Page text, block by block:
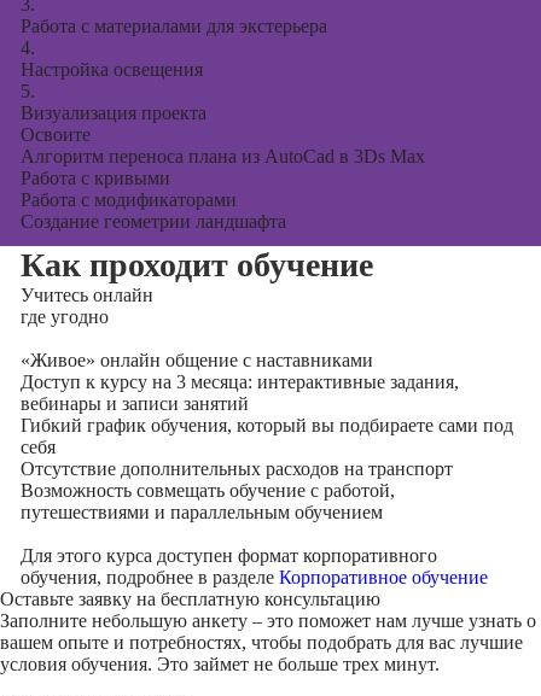
3.
Работа с материалами для экстерьера
4.
Настройка освещения
5.
Визуализация проекта
Освоите
Алгоритм переноса плана из AutoCad в 3Ds Max
Работа с кривыми
Работа с модификаторами
Создание геометрии ландшафта
Как проходит обучение
Учитесь онлайн
где угодно
«Живое» онлайн общение с наставниками
Доступ к курсу на 3 месяца: интерактивные задания,
вебинары и записи занятий
Гибкий график обучения, который вы подбираете сами под
себя
Отсутствие дополнительных расходов на транспорт
Возможность совмещать обучение с работой,
путешествиями и параллельным обучением
Для этого курса доступен формат корпоративного
обучения, подробнее в разделе Корпоративное обучение
Оставьте заявку на бесплатную консультацию
Заполните небольшую анкету – это поможет нам лучше узнать о
вашем опыте и потребностях, чтобы подобрать для вас лучшие
условия обучения. Это займет не больше трех минут.